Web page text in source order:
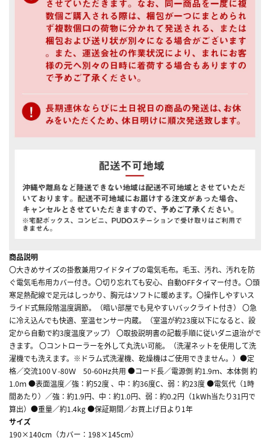
商品説明
〇大きめサイズの掛敷兼用ワイドタイプの電気毛布。毛玉、汚れ、汚れを防
ぐ電気毛布用カバー付き。〇切り忘れても安心、自動OFFタイマー付き。〇頭
寒足熱配線で足元はしっかり、胸元はソフトに暖めます。〇操作しやすいス
ライド式無段階温度調節。（暗い部屋でも見やすいバックライト付き） 〇急
に冷え込んでも快適、室温センサー内蔵。（室温が約23度以下になると、設
定から自動で約3度温度アップ） 〇取扱説明書の記載手順に従いダニ退治がで
きます。 〇コントローラーを外して丸洗い可能。（洗濯ネットを使用して洗
濯機でも洗えます。※ドラム式洗濯機、乾燥機はご使用できません。）●定
格／交流100Ｖ-80Ｗ 50-60Hz共用 ●コード長／電源側 約1.9ｍ、本体側 約
1.0ｍ ●表面温度／強：約52度 、中：約36度C、弱：約23度 ●電気代（1時
間あたり）／強：約1.9円、中：約1.0円、弱：約0.2円（1kWh当たり31円で
算出）●重量／約1.4kg ●保証期間／お買上げ日より1年
サイズ
190×140cm（カバー：198×145cm）